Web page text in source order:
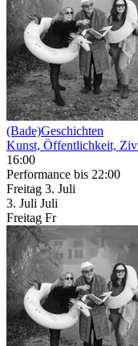
(Bade)Geschichten
Kunst, Öffentlichkeit,
16:00
Performance bis 22:00
Freitag 3. Juli
3. Juli Juli
Freitag Fr